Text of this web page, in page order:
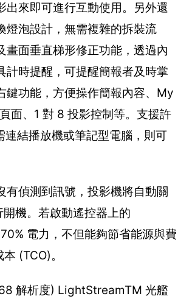
來即可進行互動使用。另外還
燈泡設計，無需複雜的拆裝流
面垂直梯形修正功能，透過內
計時提醒，可提醒簡報者及時掌
鍵功能，方便操作簡報內容、My
面、1 對 8 投影控制等。支援許
結播放機或筆記型電腦，則可
偵測到訊號，投影機將自動關
機。若啟動遙控器上的
電力，不但能夠節省能源與費
(TCO)。
解析度) LightStreamTM 光艦